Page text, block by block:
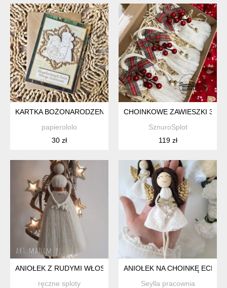
KARTKA BOŻONARODZENIOWA ZE ŚWIĘTĄ RODZINĄ A6
papierololo
30 zł
CHOINKOWE ZAWIESZKI
SznuroSplot
119 zł
ANIOŁEK Z RUDYMI WŁOSAMI
ręczne sploty
ANIOŁEK NA CHOINKĘ ECRU
Seylla pracownia